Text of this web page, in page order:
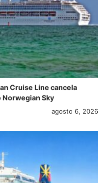
Cruise Line cancela
Norwegian Sky
agosto 6, 2026